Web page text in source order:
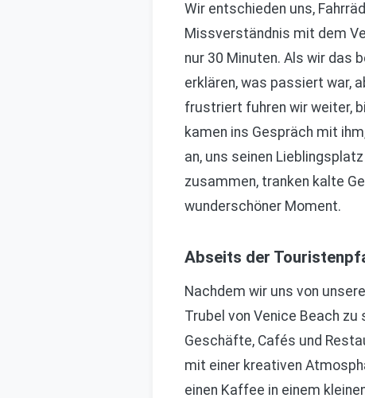
Wir entschieden uns,
Missverständnis mit dem
nur 30 Minuten. Als wir das
erklären, was passiert war,
frustriert fuhren wir weiter,
kamen ins Gespräch mit
an, uns seinen
zusammen, tranken kalte
wunderschöner Moment.
Abseits der
Nachdem wir uns von
Trubel von Venice Beach zu
Geschäfte, Cafés und
mit einer kreativen
einen Kaffee in einem